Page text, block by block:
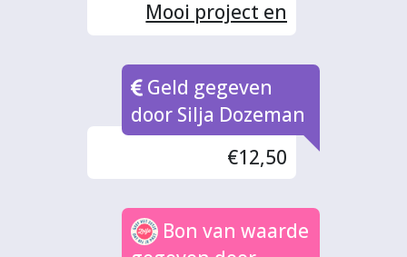
Mooi project en
steun
Geld gegeven
door Silja Dozeman
€12,50
Bon van waarde